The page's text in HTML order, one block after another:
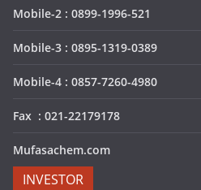
Mobile-2 : 0899-1996-521
Mobile-3 : 0895-1319-0389
Mobile-4 : 0857-7260-4980
Fax : 021-22179178
Mufasachem.com
INVESTOR